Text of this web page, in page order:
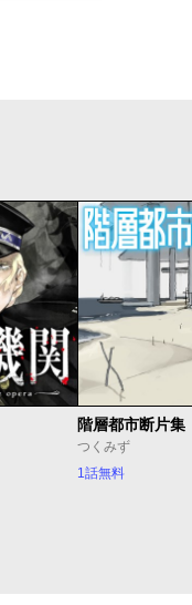
階層都市断片集
つくみず
1話無料